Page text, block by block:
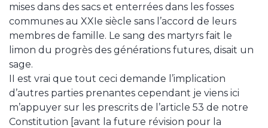
mises dans des sacs et enterrées dans les fosses
communes au XXIe siècle sans l’accord de leurs
membres de famille. Le sang des martyrs fait le
limon du progrès des générations futures, disait un
sage.
II est vrai que tout ceci demande l’implication
d’autres parties prenantes cependant je viens ici
m’appuyer sur les prescrits de l’article 53 de notre
Constitution [avant la future révision pour la